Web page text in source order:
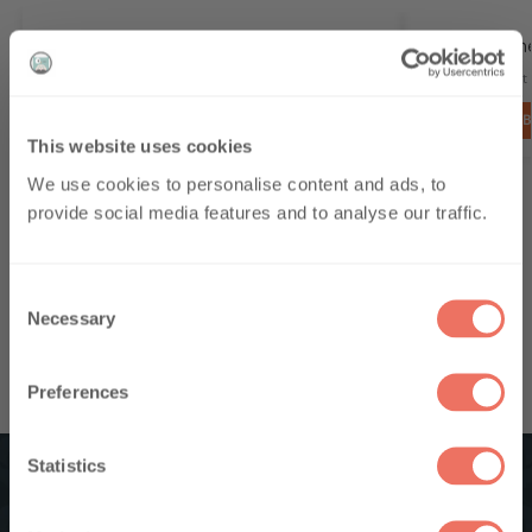
This website uses cookies
We use cookies to personalise content and ads, to
provide social media features and to analyse our traffic.
n
Necessary
Preferences
Statistics
Wachsschmelzform – Muscheln – 15
€4.14 €3.74 inc. MwSt
10% auf die erste
Bestellung. Wir informieren Sie regelmäßig
Premier nom
Email